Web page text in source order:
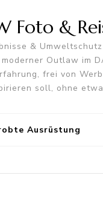
Foto &
&
Outlaw im
frei von
soll, ohne
Ausrüstung